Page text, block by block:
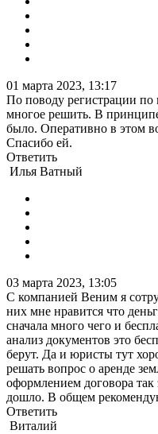
01 марта 2023, 13:17
По поводу регистрации по
многое решить. В
было. Оперативно в этом
Спасибо ей.
Ответить
Илья Ватный
03 марта 2023, 13:05
С компанией Веним я
них мне нравится что
сначала много чего и
анализ документов это
берут. Да и юристы тут
решать вопрос о аренде
оформлением договора
дошло. В общем
Ответить
Виталий